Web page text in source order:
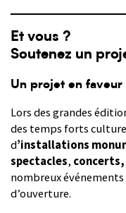
Et vous ?
Soutenez un
Un projet en faveur
Lors des grandes
des temps forts
d’installations
spectacles, concerts,
nombreux
d’ouverture.